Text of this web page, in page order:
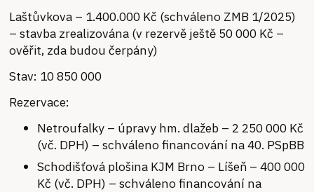
Laštůvkova – 1.400.000 Kč (schváleno ZMB 1/2025)
– stavba zrealizována (v rezervě ještě 50 000 Kč –
ověřit, zda budou čerpány)
Stav: 10 850 000
Rezervace:
Netroufalky – úpravy hm. dlažeb – 2 250 000 Kč
(vč. DPH) – schváleno financování na 40. PSpBB
Schodišťová plošina KJM Brno – Líšeň – 400 000
Kč (vč. DPH) – schváleno financování na